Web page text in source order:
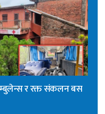
र रक्त संकलन बस